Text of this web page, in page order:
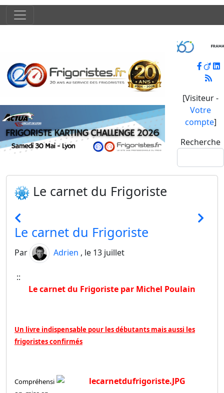
[Visiteur -
Votre
compte]
Recherche
Le carnet du Frigoriste
Le carnet du Frigoriste
Par Adrien , le 13 juillet
::
Le carnet du Frigoriste par Michel Poulain
Un livre indispensable pour les débutants mais aussi les
frigoristes confirmés
Compréhensi